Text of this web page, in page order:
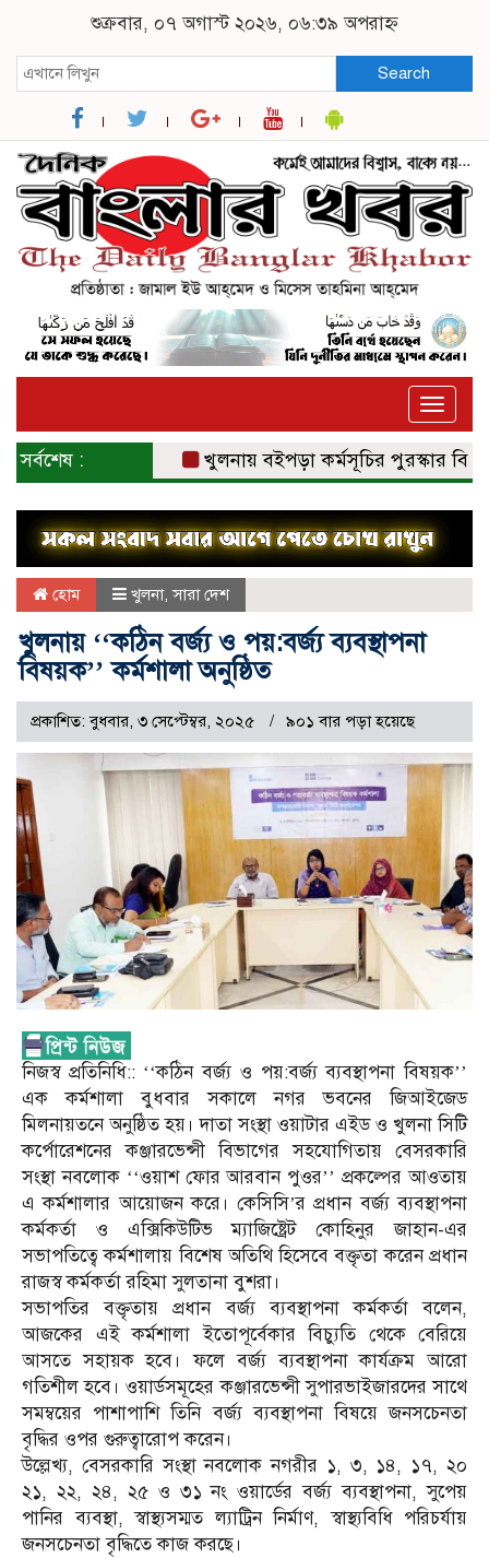
শুক্রবার, ০৭ অগাস্ট ২০২৬, ০৬:৩৯ অপরাহ্ন
Search
Toggle
সর্বশেষ : খুলনায় বইপড়া কর্মসূচির পুরস্কার বিতরণী
হোম খুলনা,সারা দেশ
খুলনায় ‘‘কঠিন বর্জ্য ও পয়:বর্জ্য ব্যবস্থাপনা
বিষয়ক’’ কর্মশালা অনুষ্ঠিত
প্রকাশিত: বুধবার, ৩ সেপ্টেম্বর, ২০২৫ ৯০১ বার পড়া হয়েছে
নিজস্ব প্রতিনিধি:: ‘‘কঠিন বর্জ্য ও পয়:বর্জ্য ব্যবস্থাপনা বিষয়ক’’
এক কর্মশালা বুধবার সকালে নগর ভবনের জিআইজেড
মিলনায়তনে অনুষ্ঠিত হয়। দাতা সংস্থা ওয়াটার এইড ও খুলনা সিটি
কর্পোরেশনের কঞ্জারভেন্সী বিভাগের সহযোগিতায় বেসরকারি
সংস্থা নবলোক ‘‘ওয়াশ ফোর আরবান পুওর’’ প্রকল্পের আওতায়
এ কর্মশালার আয়োজন করে। কেসিসি’র প্রধান বর্জ্য ব্যবস্থাপনা
কর্মকর্তা ও এক্সিকিউটিভ ম্যাজিষ্ট্রেট কোহিনুর জাহান-এর
সভাপতিত্বে কর্মশালায় বিশেষ অতিথি হিসেবে বক্তৃতা করেন প্রধান
রাজস্ব কর্মকর্তা রহিমা সুলতানা বুশরা।
সভাপতির বক্তৃতায় প্রধান বর্জ্য ব্যবস্থাপনা কর্মকর্তা বলেন,
আজকের এই কর্মশালা ইতোপূর্বেকার বিচ্যুতি থেকে বেরিয়ে
আসতে সহায়ক হবে। ফলে বর্জ্য ব্যবস্থাপনা কার্যক্রম আরো
গতিশীল হবে। ওয়ার্ডসমূহের কঞ্জারভেন্সী সুপারভাইজারদের সাথে
সমম্বয়ের পাশাপাশি তিনি বর্জ্য ব্যবস্থাপনা বিষয়ে জনসচেনতা
বৃদ্ধির ওপর গুরুত্বারোপ করেন।
উল্লেখ্য, বেসরকারি সংস্থা নবলোক নগরীর ১, ৩, ১৪, ১৭, ২০
২১, ২২, ২৪, ২৫ ও ৩১ নং ওয়ার্ডের বর্জ্য ব্যবস্থাপনা, সুপেয়
পানির ব্যবস্থা, স্বাস্থ্যসম্মত ল্যাট্রিন নির্মাণ, স্বাস্থ্যবিধি পরিচর্যায়
জনসচেনতা বৃদ্ধিতে কাজ করছে।